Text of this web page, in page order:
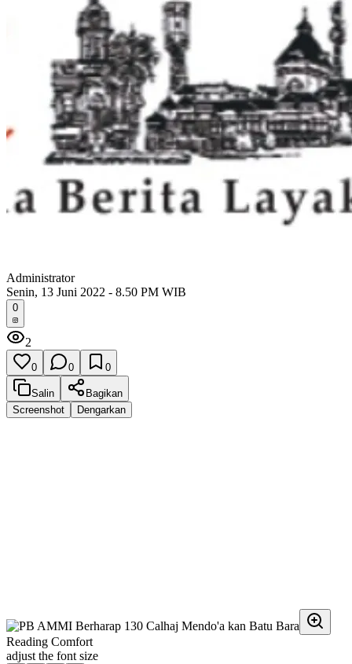
Administrator
Senin, 13 Juni 2022 - 8.50 PM WIB
0
2
0 0 0
Salin
Bagikan
Screenshot
Dengarkan
Reading Comfort
adjust the font size